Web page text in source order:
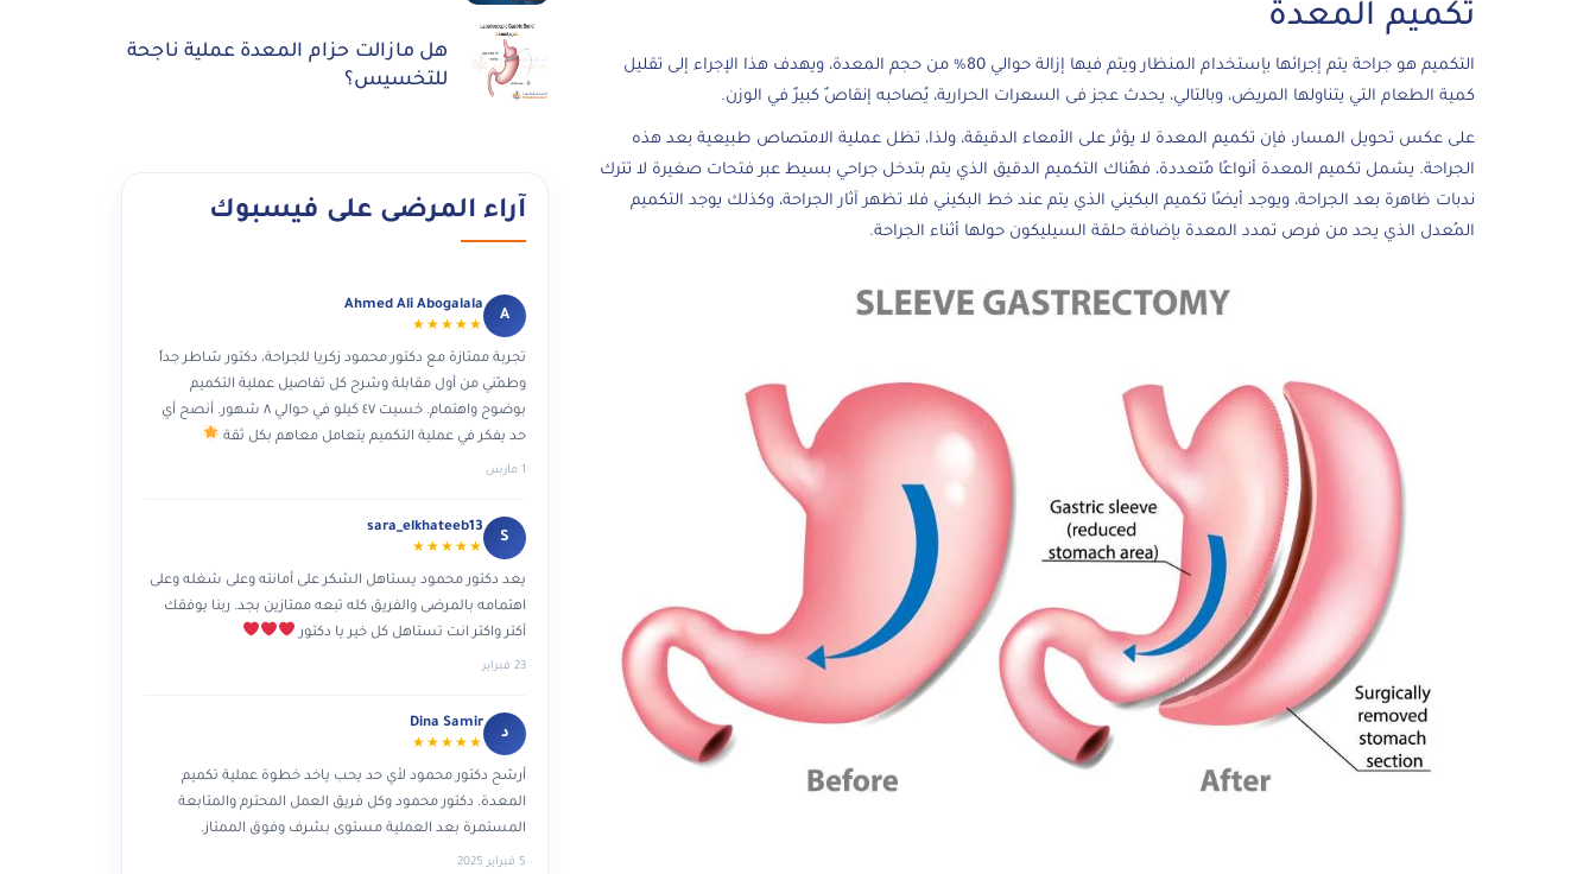
تكميم المعدة
التكميم هو جراحة يتم إجرائها بإستخدام المنظار ويتم فيها إزالة حوالي 80% من حجم المعدة،
ويهدف هذا الإجراء إلى تقليل
كمية الطعام التي يتناولها المريض، وبالتالي، يحدث عجز فى السعرات الحرارية، يُصاحبه إنقاصٌ كبيرٌ في الوزن.
على عكس تحويل المسار، فإن تكميم المعدة لا يؤثر على الأمعاء الدقيقة، ولذا، تظل عملية الامتصاص طبيعية بعد هذه
الجراحة. يشمل تكميم المعدة أنواعًا مُتعددة، فهُناك التكميم الدقيق الذي يتم بتدخل جراحي بسيط عبر فتحات صغيرة لا تترك
ندبات ظاهرة بعد الجراحة، ويوجد أيضًا تكميم البكيني الذي يتم عند خط البكيني فلا تظهر آثار الجراحة، وكذلك يوجد التكميم
المُعدل الذي يحد من فرص تمدد المعدة بإضافة حلقة السيليكون حولها أثناء الجراحة.
هل مازالت حزام المعدة عملية ناجحة
للتخسيس؟
آراء المرضى على فيسبوك
A
Ahmed Ali Abogalala
★★★★★
تجربة ممتازة مع دكتور محمود زكريا للجراحة، دكتور شاطر جداً
وطمّني من أول مقابلة وشرح كل تفاصيل عملية التكميم
بوضوح واهتمام. خسيت ٤٧ كيلو في حوالي ٨ شهور. أنصح أي
حد يفكر في عملية التكميم يتعامل معاهم بكل ثقة
1 مارس
S
sara_elkhateeb13
★★★★★
يعد دكتور محمود يستاهل الشكر على أمانته وعلى شغله وعلى
اهتمامه بالمرضى والفريق كله تبعه ممتازين بجد. ربنا يوفقك
أكتر واكتر انت تستاهل كل خير يا دكتور
23 فبراير
د
Dina Samir
★★★★★
أرشح دكتور محمود لأي حد يحب ياخد خطوة عملية تكميم
المعدة. دكتور محمود وكل فريق العمل المحترم والمتابعة
المستمرة بعد العملية مستوى بشرف وفوق الممتاز.
5 فبراير 2025